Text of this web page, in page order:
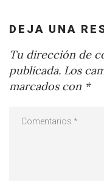
DEJA UNA
Tu dirección de
publicada. Los
marcados con *